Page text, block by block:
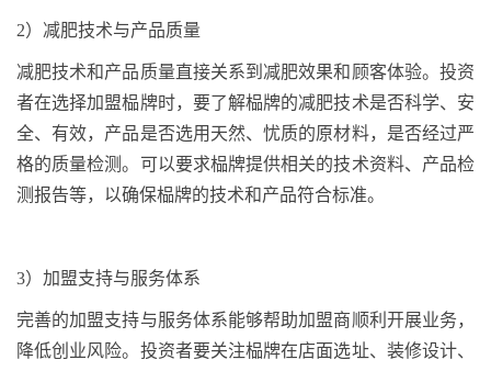
2） 减肥技术与产品质量
减肥技术和产品质量直接关系到减肥效果和顾客体验。投资
者在选择加盟榀牌时，要了解榀牌的减肥技术是否科学、安
全、有效，产品是否选用天然、忧质的原材料，是否经过严
格的质量检测。可以要求榀牌提供相关的技术资料、产品检
测报告等，以确保榀牌的技术和产品符合标准。
3） 加盟支持与服务体系
完善的加盟支持与服务体系能够帮助加盟商顺利开展业务，
降低创业风险。投资者要关注榀牌在店面选址、装修设计、